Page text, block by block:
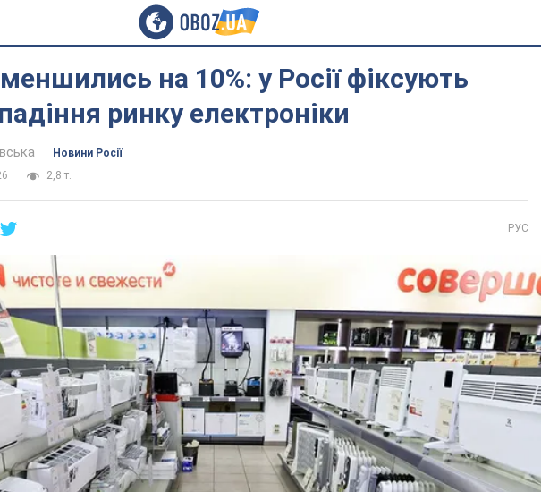
на 10%: у Росії фіксують
ринку електроніки
Новини Росії
2,8 т.
РУС